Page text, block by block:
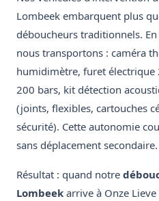
Lombeek embarquent plus
déboucheurs traditionnels.
nous transportons : caméra
humidimètre, furet
200 bars, kit détection
(joints, flexibles, cartouches
sécurité). Cette autonomie
sans déplacement secondaire.
Résultat : quand notre
Lombeek arrive à Onze